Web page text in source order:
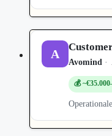
A
Avomind ·
💰